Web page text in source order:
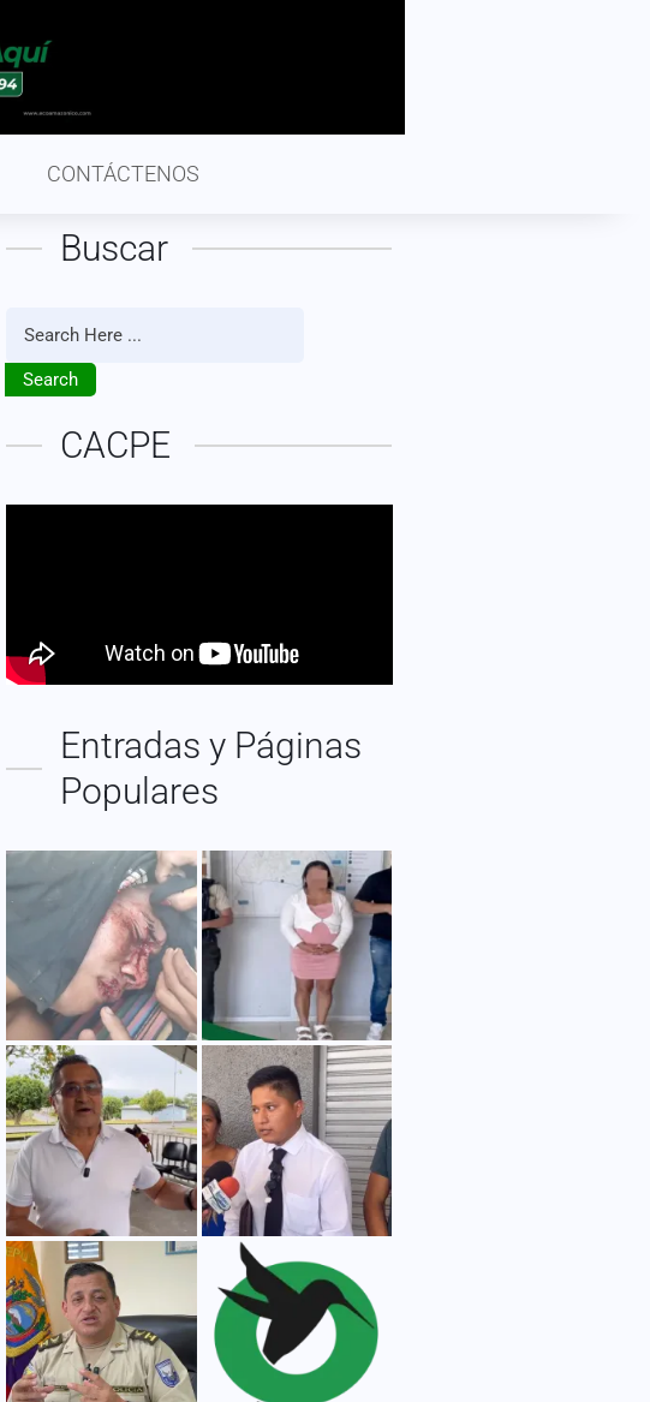
CONTÁCTENOS
Buscar
Search
CACPE
Entradas y Páginas
Populares